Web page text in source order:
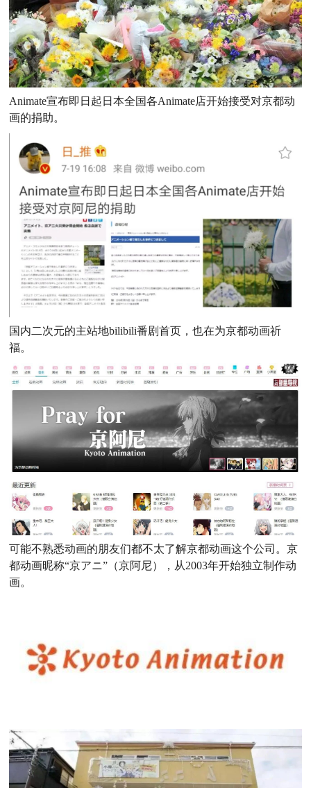
Animate宣布即日起日本全国各Animate店开始接受对京都动
画的捐助。
国内二次元的主站地bilibili番剧首页，也在为京都动画祈
福。
可能不熟悉动画的朋友们都不太了解京都动画这个公司。京
都动画昵称“京アニ”（京阿尼），从2003年开始独立制作动
画。